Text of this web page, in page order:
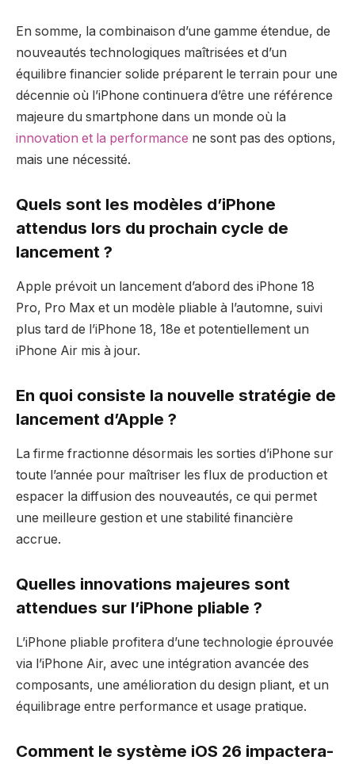
En somme, la combinaison d’une gamme étendue, de
nouveautés technologiques maîtrisées et d’un
équilibre financier solide préparent le terrain pour une
décennie où l’iPhone continuera d’être une référence
majeure du smartphone dans un monde où la
innovation et la performance ne sont pas des options,
mais une nécessité.
Quels sont les modèles d’iPhone
attendus lors du prochain cycle de
lancement ?
Apple prévoit un lancement d’abord des iPhone 18
Pro, Pro Max et un modèle pliable à l’automne, suivi
plus tard de l’iPhone 18, 18e et potentiellement un
iPhone Air mis à jour.
En quoi consiste la nouvelle stratégie de
lancement d’Apple ?
La firme fractionne désormais les sorties d’iPhone sur
toute l’année pour maîtriser les flux de production et
espacer la diffusion des nouveautés, ce qui permet
une meilleure gestion et une stabilité financière
accrue.
Quelles innovations majeures sont
attendues sur l’iPhone pliable ?
L’iPhone pliable profitera d’une technologie éprouvée
via l’iPhone Air, avec une intégration avancée des
composants, une amélioration du design pliant, et un
équilibrage entre performance et usage pratique.
Comment le système iOS 26 impactera-